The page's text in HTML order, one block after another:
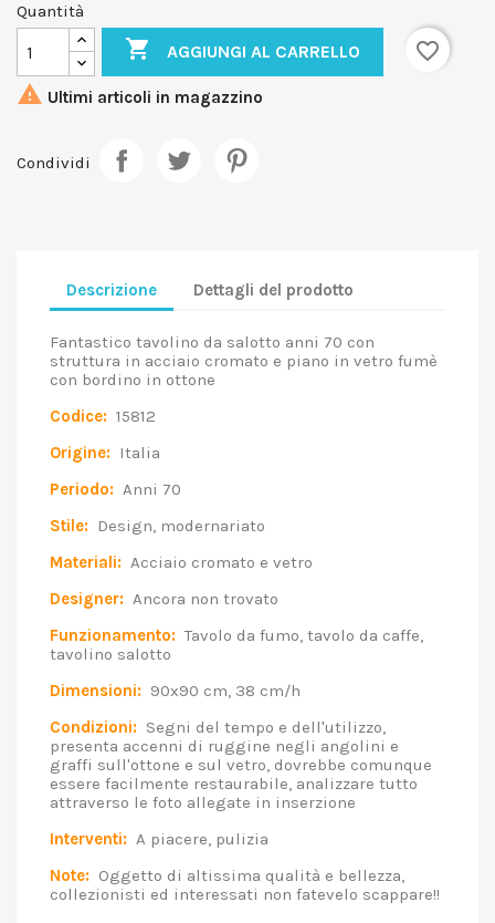
Quantità
 AGGIUNGI AL CARRELLO
favorite_border
 Ultimi articoli in magazzino
Condividi
Descrizione Dettagli del prodotto
Fantastico tavolino da salotto anni 70 con
struttura in acciaio cromato e piano in vetro fumè
con bordino in ottone
Codice: 15812
Origine: Italia
Periodo: Anni 70
Stile: Design, modernariato
Materiali: Acciaio cromato e vetro
Designer: Ancora non trovato
Funzionamento: Tavolo da fumo, tavolo da caffe,
tavolino salotto
Dimensioni: 90x90 cm, 38 cm/h
Condizioni: Segni del tempo e dell'utilizzo,
presenta accenni di ruggine negli angolini e
graffi sull'ottone e sul vetro, dovrebbe comunque
essere facilmente restaurabile, analizzare tutto
attraverso le foto allegate in inserzione
Interventi: A piacere, pulizia
Note: Oggetto di altissima qualità e bellezza,
collezionisti ed interessati non fatevelo scappare!!